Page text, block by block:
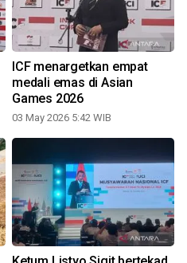
ICF menargetkan empat
medali emas di Asian
Games 2026
03 May 2026 5:42 WIB